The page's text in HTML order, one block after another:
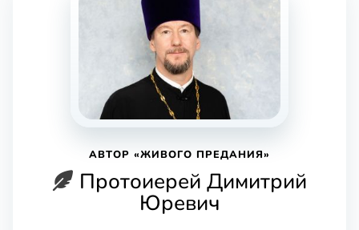
АВТОР «ЖИВОГО ПРЕДАНИЯ»
Протоиерей Димитрий
Юревич